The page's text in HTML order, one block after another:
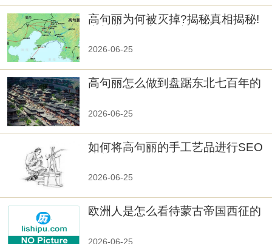
高句丽为何被灭掉?揭秘真相揭秘!
2026-06-25
高句丽怎么做到盘踞东北七百年的
2026-06-25
如何将高句丽的手工艺品进行SEO
2026-06-25
欧洲人是怎么看待蒙古帝国西征的
2026-06-25